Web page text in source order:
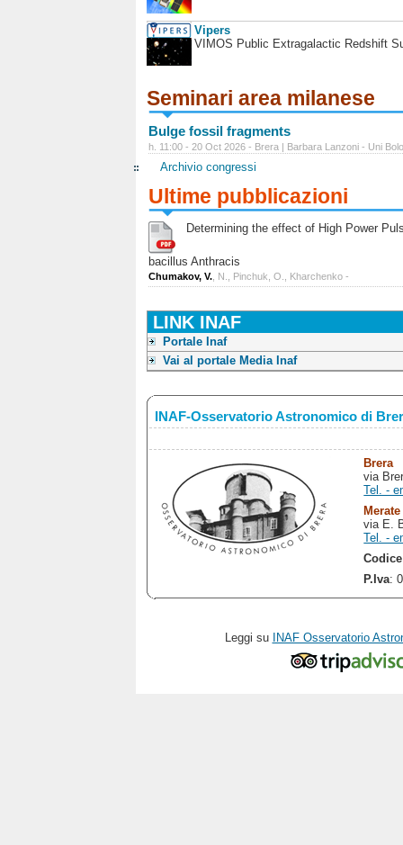
Vipers
VIMOS Public Extragalactic Redshift
Seminari area milanese
Bulge fossil fragments
h. 11:00 - 20 Oct 2026 - Brera | Barbara Lanzoni - Uni
Archivio congressi
Ultime pubblicazioni
Determining the effect of High Power
bacillus Anthracis
Chumakov, V. , N., Pinchuk, O., Kharchenko -
LINK INAF
Portale Inaf
Vai al portale Media Inaf
INAF-Osservatorio Astronomico di
Brera
via
Tel. -
Merate
via E.
Tel. -
P.Iva:
Leggi su INAF Osservatorio